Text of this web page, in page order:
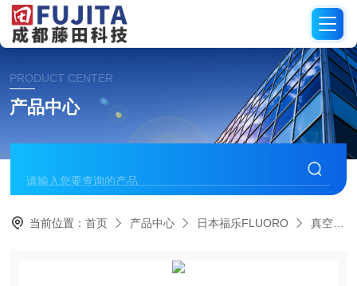
PRODUCT CENTER
产品中心
当前位置：首页 产品中心 日本福乐FLUORO 真空吸笔